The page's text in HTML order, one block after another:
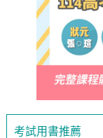
考試用書推薦